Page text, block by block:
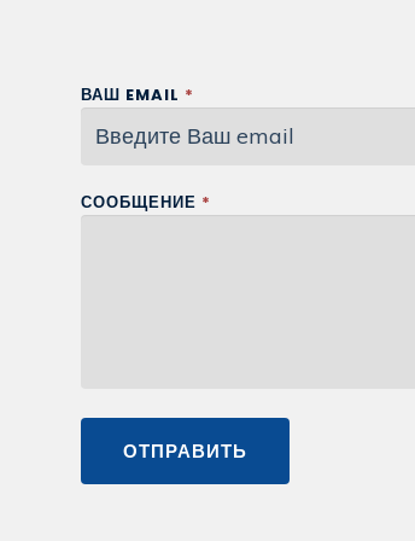
ВАШ EMAIL *
СООБЩЕНИЕ *
ОТПРАВИТЬ